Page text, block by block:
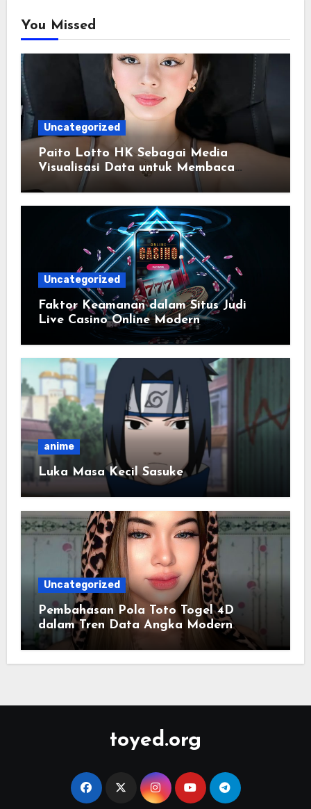
You Missed
Uncategorized
Paito Lotto HK Sebagai Media
Visualisasi Data untuk Membaca
Riwayat Hasil Pasaran
Uncategorized
Faktor Keamanan dalam Situs Judi
Live Casino Online Modern
anime
Luka Masa Kecil Sasuke
Uncategorized
Pembahasan Pola Toto Togel 4D
dalam Tren Data Angka Modern
toyed.org